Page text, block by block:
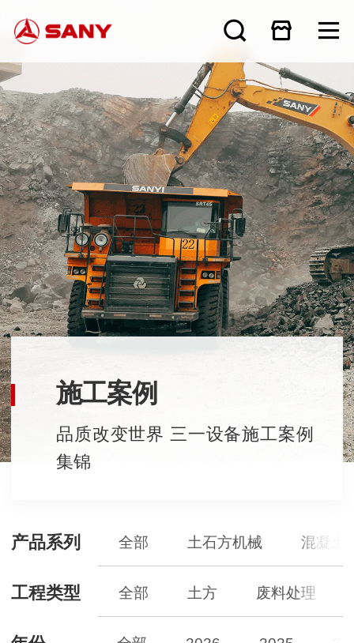
施工案例
品质改变世界 三一设备施工案例
集锦
产品系列 全部 土石方机械 混凝土
工程类型 全部 土方 废料处理